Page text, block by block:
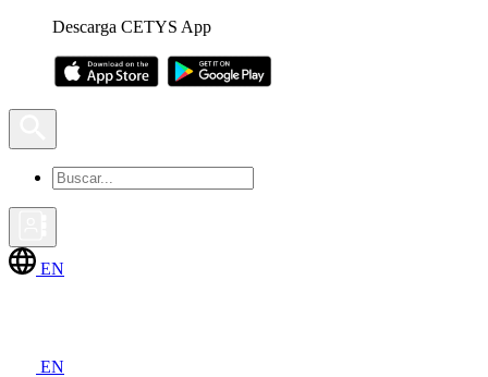
Descarga CETYS App
EN
EN